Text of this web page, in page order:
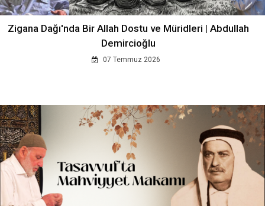
Zigana Dağı'nda Bir Allah Dostu ve Müridleri | Abdullah
Demircioğlu
07 Temmuz 2026